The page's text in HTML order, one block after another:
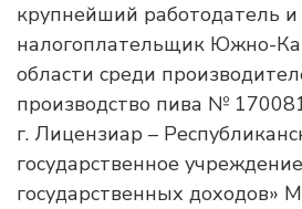
крупнейший работодатель и
налогоплательщик Южно-
области среди
производство пива №
г. Лицензиар –
государственное
государственных доходов»